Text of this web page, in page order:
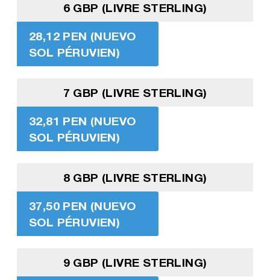
6 GBP (LIVRE STERLING)
28,12 PEN (NUEVO
SOL PÉRUVIEN)
7 GBP (LIVRE STERLING)
32,81 PEN (NUEVO
SOL PÉRUVIEN)
8 GBP (LIVRE STERLING)
37,50 PEN (NUEVO
SOL PÉRUVIEN)
9 GBP (LIVRE STERLING)